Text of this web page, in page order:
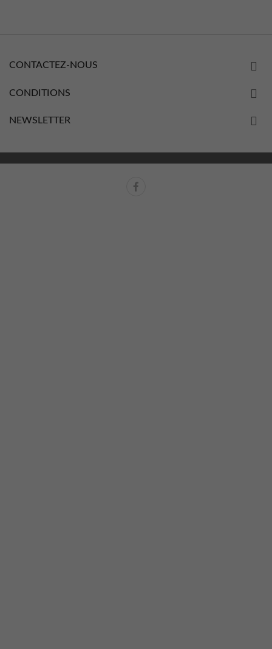
CONTACTEZ-NOUS
CONDITIONS
NEWSLETTER